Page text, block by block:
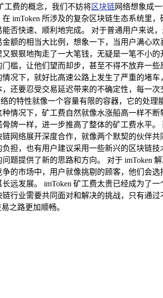
工费的概念，我们不妨将区块链网络想象成
imToken 所涉及的复杂区块链生态系统里
否快速、顺利地完成。 对于普通用户来说
额的相当大比例，想象一下，当用户满心欢
狠狠地掏走了一大笔钱，无疑是一笔不小
槛，让他们望而却步，甚至不得不放弃一
况下，就好比高速公路上发生了严重的堵
还要忍受交易延迟带来的不确定性，每一
的特性就像一个容量有限的容器，它的处
情况下，矿工费自然就像水涨船高一样不
牌一样，进一步推高了整体的矿工费水平
网络展开深度合作，就像两个默契的伙伴
担，也有用户建议采用一些新兴的区块链
题提供了新的思路和方向。 对于 imToken
的市场中，用户就像挑剔的顾客，他们会
远发展。 imToken 矿工费太贵已经成为
行业需要共同面对和解决的挑战，只有通
之路更加顺畅。